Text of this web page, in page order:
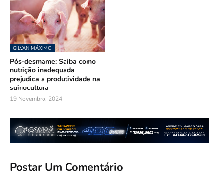
GILVAN MÁXIMO
Pós-desmame: Saiba como
nutrição inadequada
prejudica a produtividade na
suinocultura
19 Novembro, 2024
Postar Um Comentário